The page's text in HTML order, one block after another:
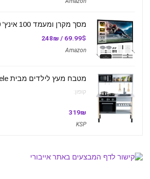
מסך מקרן ומעמד 100 אינץ' 16:9 של LiteBee
69.99$ / 248₪
Amazon
מטבח מעץ לילדים מבית Theo Klein Miele
קופון:
319₪
KSP